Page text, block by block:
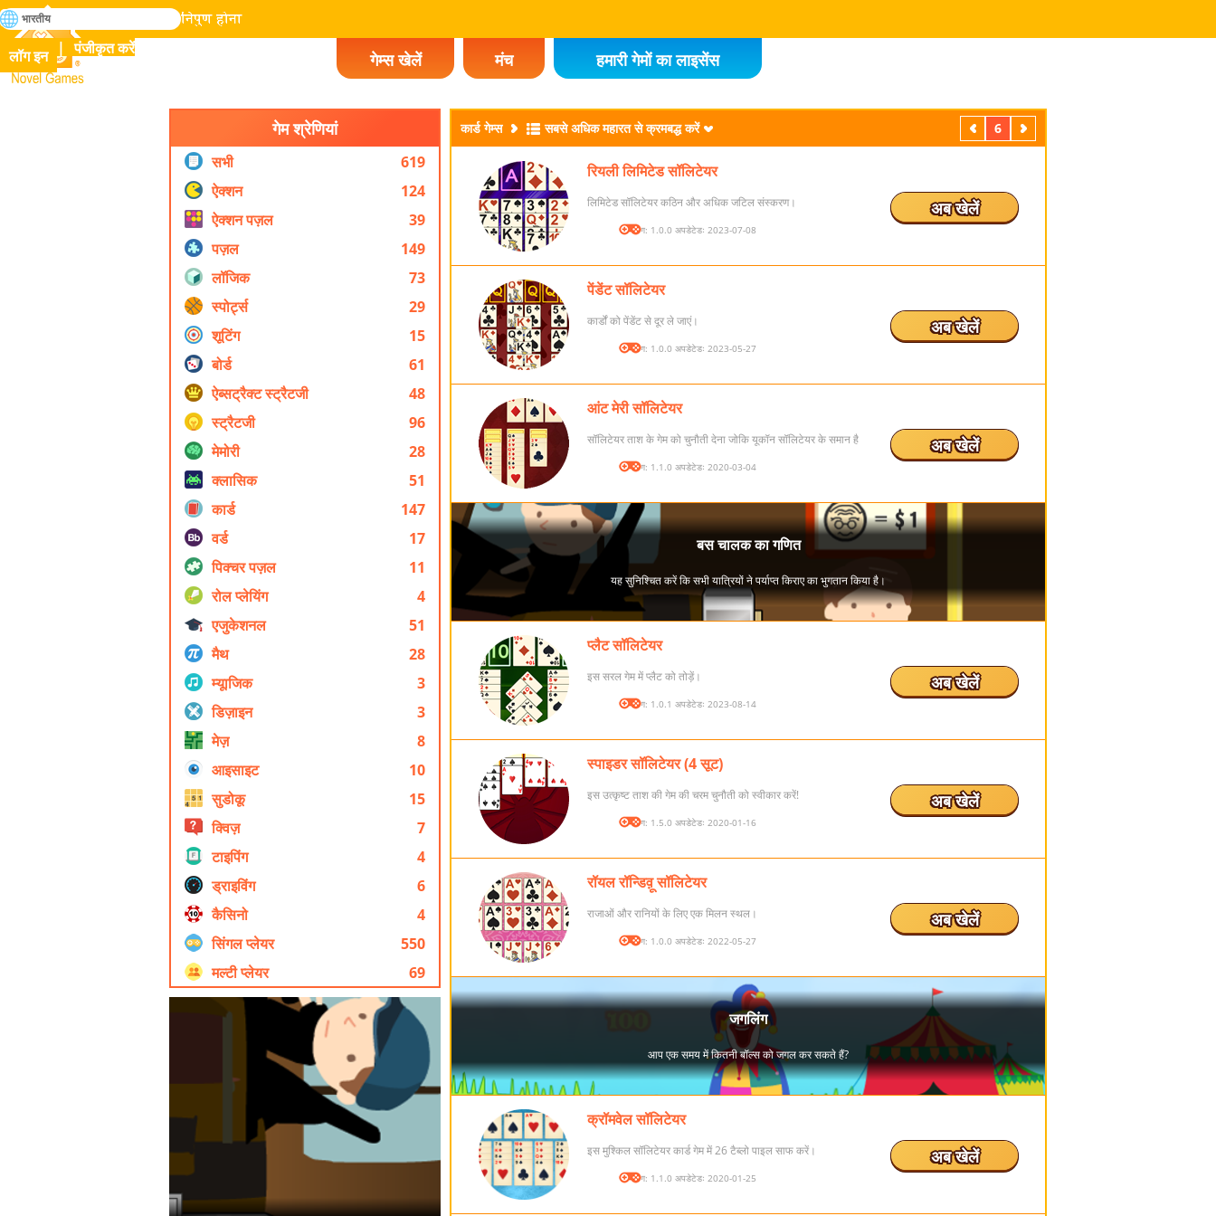
Novel Games
मानव इतिहास में सभी गेम में निपुण होना
खोजे
गेम्स खेलें मंच हमारी गेमों का लाइसेंस
लॉग इन पंजीकृत करें
भारतीय
गेम श्रेणियां
सभी
619
ऐक्शन
124
ऐक्शन पज़ल
39
पज़ल
149
लॉजिक
73
स्पोर्ट्स
29
शूटिंग
15
बोर्ड
61
ऐब्सट्रैक्ट स्ट्रैटजी
48
स्ट्रैटजी
96
मेमोरी
28
क्लासिक
51
कार्ड
147
वर्ड
17
पिक्चर पज़ल
11
रोल प्ले‍यिंग
4
एजुकेशनल
51
मैथ
28
म्यूाजिक
3
डिज़ाइन
3
मेज़
8
आइसाइट
10
सुडोकू
15
क्विज़
7
टाइपिंग
4
ड्राइविंग
6
कैसिनो
4
सिंगल प्लेयर
550
मल्टी प्लेयर
69
कार्ड गेम्स सबसे अधिक महारत से क्रमबद्ध करें पिछला 6 अगला
रियली लिमिटेड सॉलिटेयर
लिमिटेड सॉलिटेयर कठिन और अधिक जटिल संस्करण।
संस्करण: 1.0.0 अपडेटेडः 2023-07-08
अब खेलें
पेंडेंट सॉलिटेयर
कार्डों को पेंडेंट से दूर ले जाएं।
संस्करण: 1.0.0 अपडेटेडः 2023-05-27
अब खेलें
आंट मेरी सॉलिटेयर
सॉलिटेयर ताश के गेम को चुनौती देना जोकि यूकॉन सॉलिटेयर के समान है
संस्करण: 1.1.0 अपडेटेडः 2020-03-04
अब खेलें
प्लैट सॉलिटेयर
इस सरल गेम में प्लैट को तोड़ें।
संस्करण: 1.0.1 अपडेटेडः 2023-08-14
अब खेलें
स्पाइडर सॉलिटेयर (4 सूट)
इस उत्कृष्ट ताश की गेम की चरम चुनौती को स्वीकार करें!
संस्करण: 1.5.0 अपडेटेडः 2020-01-16
अब खेलें
रॉयल रॉन्डिव़ू सॉलिटेयर
राजाओं और रानियों के लिए एक मिलन स्थल।
संस्करण: 1.0.0 अपडेटेडः 2022-05-27
अब खेलें
क्रॉमवेल सॉलिटेयर
इस मुश्किल सॉलिटेयर कार्ड गेम में 26 टैब्लो पाइल साफ करें।
संस्करण: 1.1.0 अपडेटेडः 2020-01-25
अब खेलें